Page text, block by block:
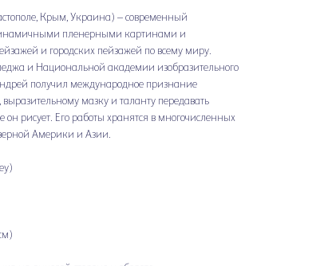
Крым, Украина) – современный
пленерными картинами и
и городских пейзажей по всему миру.
и Национальной академии изобразительного
получил международное признание
мазку и таланту передавать
рисует. Его работы хранятся в многочисленных
Америки и Азии.